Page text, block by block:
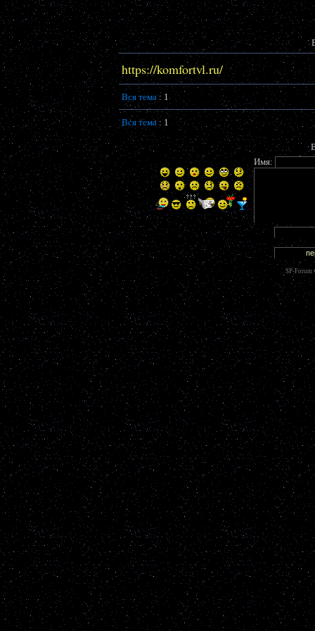
https://komfortvl.ru/
Вся тема: 1
Вся тема: 1
Имя:
SP-Forum